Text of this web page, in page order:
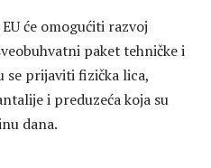
će omogućiti razvoj
paket tehničke i
se prijaviti fizička lica,
i preduzeća koja su
dana.